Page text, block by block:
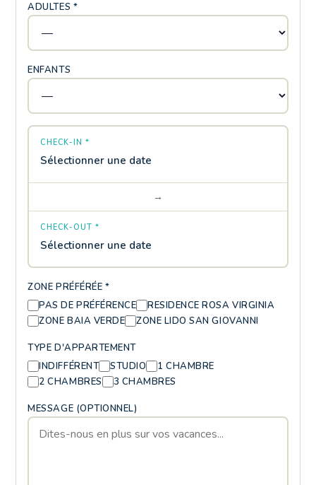
ADULTES *
ENFANTS
CHECK-IN *
Sélectionner une date
→
CHECK-OUT *
Sélectionner une date
ZONE PRÉFÉRÉE *
PAS DE PRÉFÉRENCE
RESIDENCE ROSA VIRGINIA
ZONE BAIA VERDE
ZONE LIDO SAN GIOVANNI
TYPE D'APPARTEMENT
INDIFFÉRENT
STUDIO
1 CHAMBRE
2 CHAMBRES
3 CHAMBRES
MESSAGE (OPTIONNEL)